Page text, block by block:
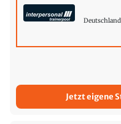
Deutschland
Jetzt eigene